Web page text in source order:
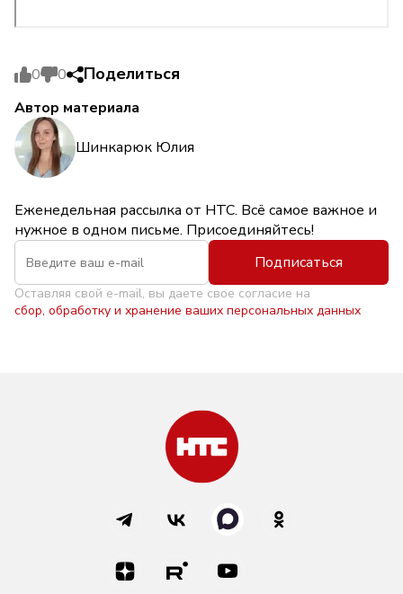
0 0 Поделиться
Автор материала
Шинкарюк Юлия
Еженедельная рассылка от НТС. Всё самое важное и
нужное в одном письме. Присоединяйтесь!
Подписаться
Оставляя свой e-mail, вы даете свое согласие на
сбор, обработку и хранение ваших персональных данных